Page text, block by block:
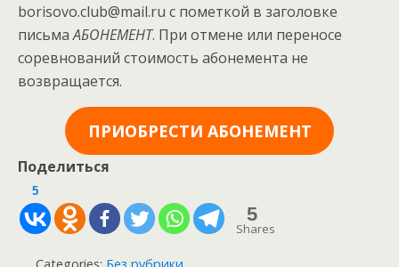
borisovo.club@mail.ru с пометкой в заголовке
письмаАБОНЕМЕНТ. При отмене или переносе
соревнований стоимость абонемента не
возвращается.
ПРИОБРЕСТИ АБОНЕМЕНТ
Поделиться
5
5
Shares